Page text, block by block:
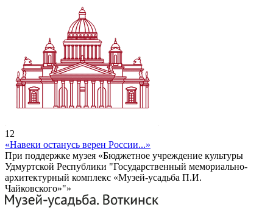
12
«Навеки останусь верен России...»
При поддержке музея «Бюджетное учреждение культуры
Удмуртской Республики "Государственный мемориально-
архитектурный комплекс «Музей-усадьба П.И.
Чайковского»"»